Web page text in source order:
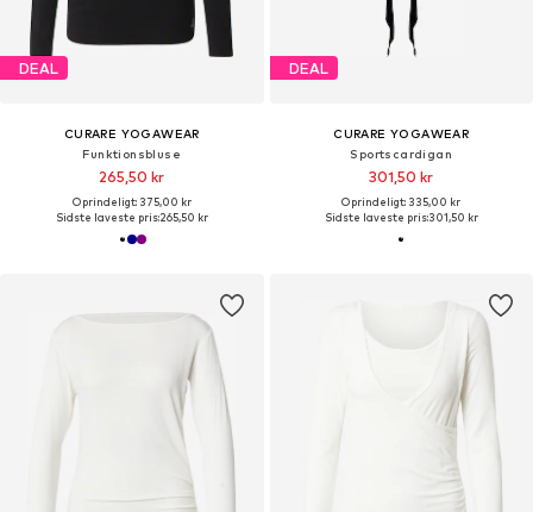
DEAL
CURARE YOGAWEAR
Funktionsbluse
265,50 kr
Oprindeligt: 375,00 kr
Sidste laveste pris:265,50 kr
DEAL
CURARE YOGAWEAR
Sportscardigan
301,50 kr
Oprindeligt: 335,00 kr
Sidste laveste pris:301,50 kr